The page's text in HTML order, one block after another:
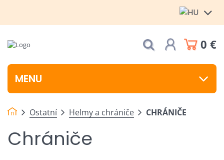
0 €
MENU
Ostatní Helmy a chrániče CHRÁNIČE
Chrániče